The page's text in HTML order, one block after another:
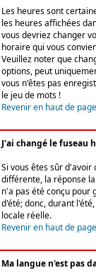
Les heures sont
les heures affichées
vous devriez changer
horaire qui vous
Veuillez noter que
options, peut
vous n'êtes pas
le jeu de mots !
Revenir en haut de page
J'ai changé le fuseau
Si vous êtes sûr
différente, la réponse
n'a pas été conçu
d'été; donc, durant
locale réelle.
Revenir en haut de page
Ma langue n'est pas